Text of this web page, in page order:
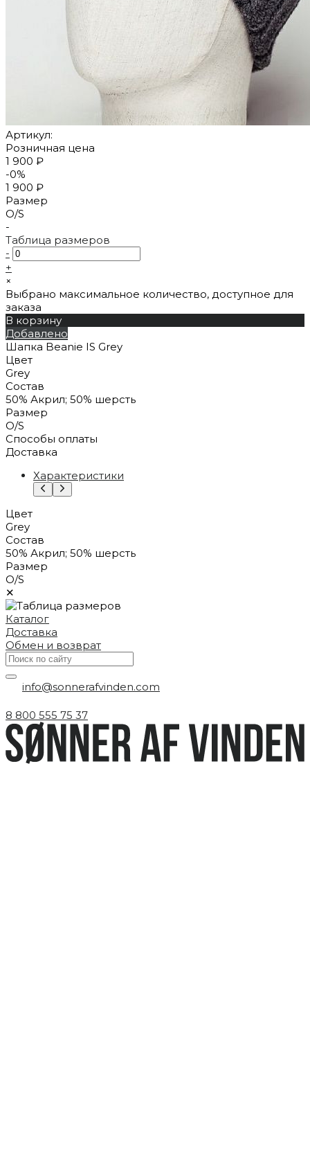
Артикул:
Розничная цена
1 900 ₽
-0%
1 900 ₽
Размер
O/S
-
Таблица размеров
-
+
×
Выбрано максимальное количество, доступное для
заказа
В корзину
Добавлено
Шапка Beanie IS Grey
Цвет
Grey
Состав
50% Акрил; 50% шерсть
Размер
O/S
Способы оплаты
Доставка
Характеристики
Цвет
Grey
Состав
50% Акрил; 50% шерсть
Размер
O/S
✕
Каталог
Доставка
Обмен и возврат
info@sonnerafvinden.com
8 800 555 75 37